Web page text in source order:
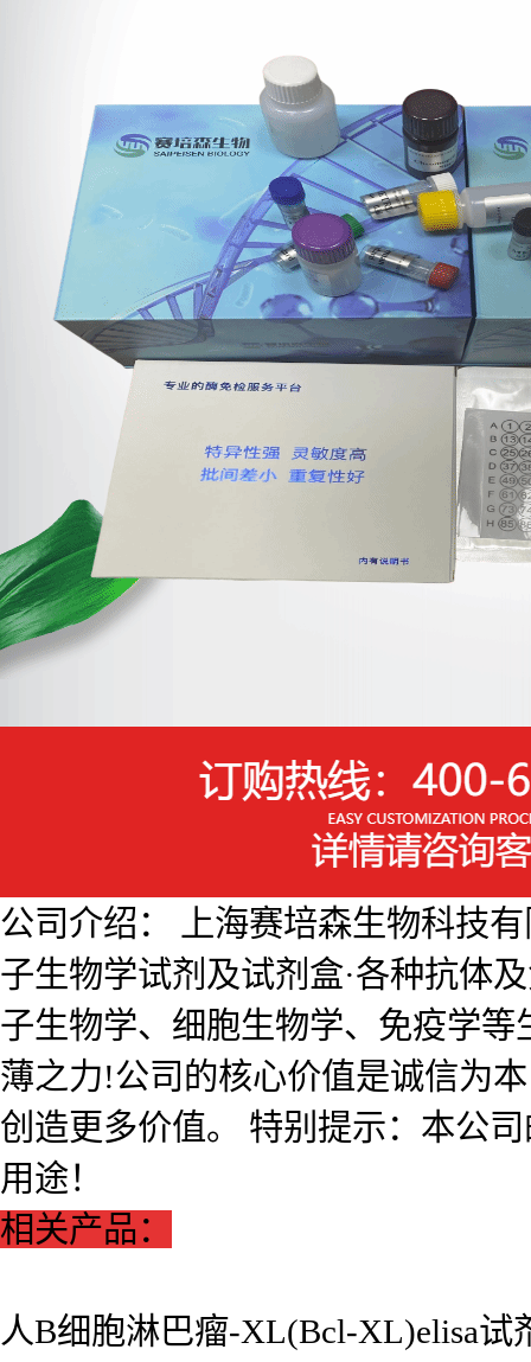
公司介绍： 上海赛培森生物科技有
子生物学试剂及试剂盒·各种抗体
子生物学、细胞生物学、免疫学
薄之力!公司的核心价值是诚信为
创造更多价值。 特别提示：本公
用途！
相关产品：
人B细胞淋巴瘤-XL(Bcl-XL)elisa试